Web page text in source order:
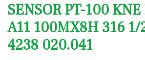
SENSOR PT-100
A11 100MX8H 316 1/
4238 020.041